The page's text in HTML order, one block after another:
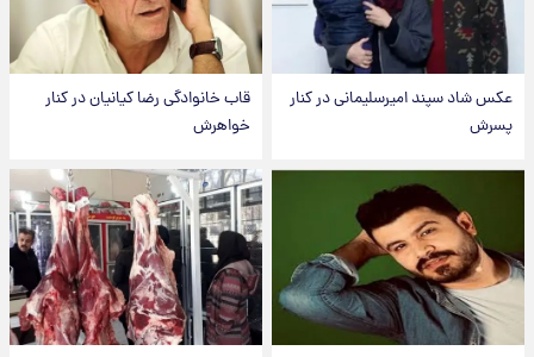
عکس شاد سپند امیرسلیمانی در کنار
پسرش
قاب خانوادگی رضا کیانیان در کنار
خواهرش